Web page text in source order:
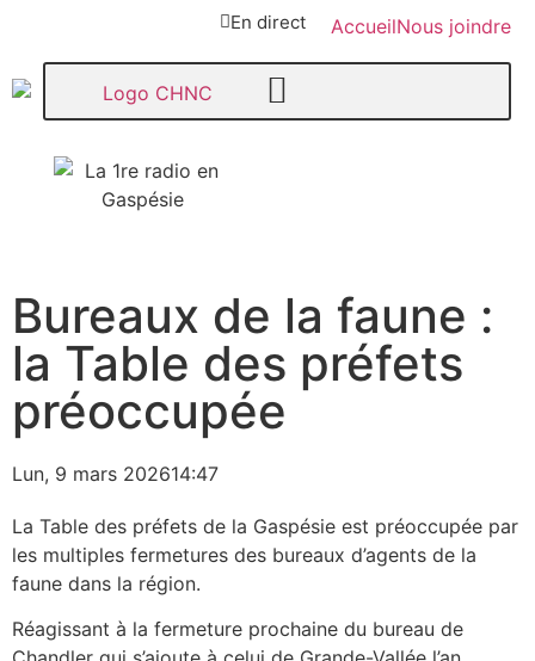
En direct AccueilNous joindre
Paspébiac
Bureaux de la faune :
la Table des préfets
préoccupée
Lun, 9 mars 202614:47
La Table des préfets de la Gaspésie est préoccupée par
les multiples fermetures des bureaux d’agents de la
faune dans la région.
Réagissant à la fermeture prochaine du bureau de